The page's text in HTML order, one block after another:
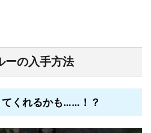
ーの入手方法
てくれるかも……！？